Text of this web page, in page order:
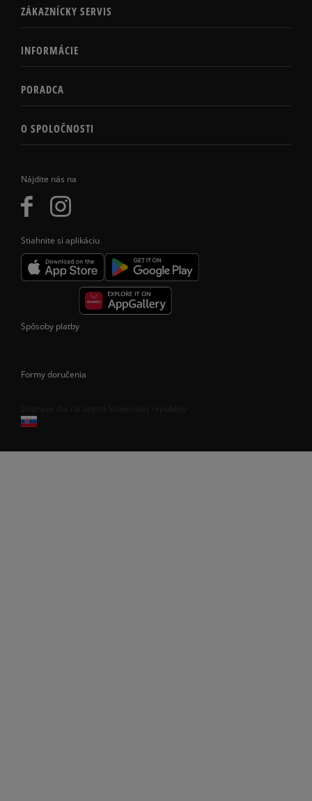
Nájdite nás na
Stiahnite si aplikáciu
ZÁKAZNÍCKY SERVIS
INFORMÁCIE
PORADCA
O SPOLOČNOSTI
Spôsoby platby
Formy doručenia